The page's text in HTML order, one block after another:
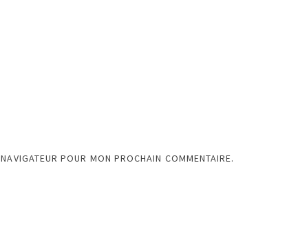
POUR MON PROCHAIN COMMENTAIRE.